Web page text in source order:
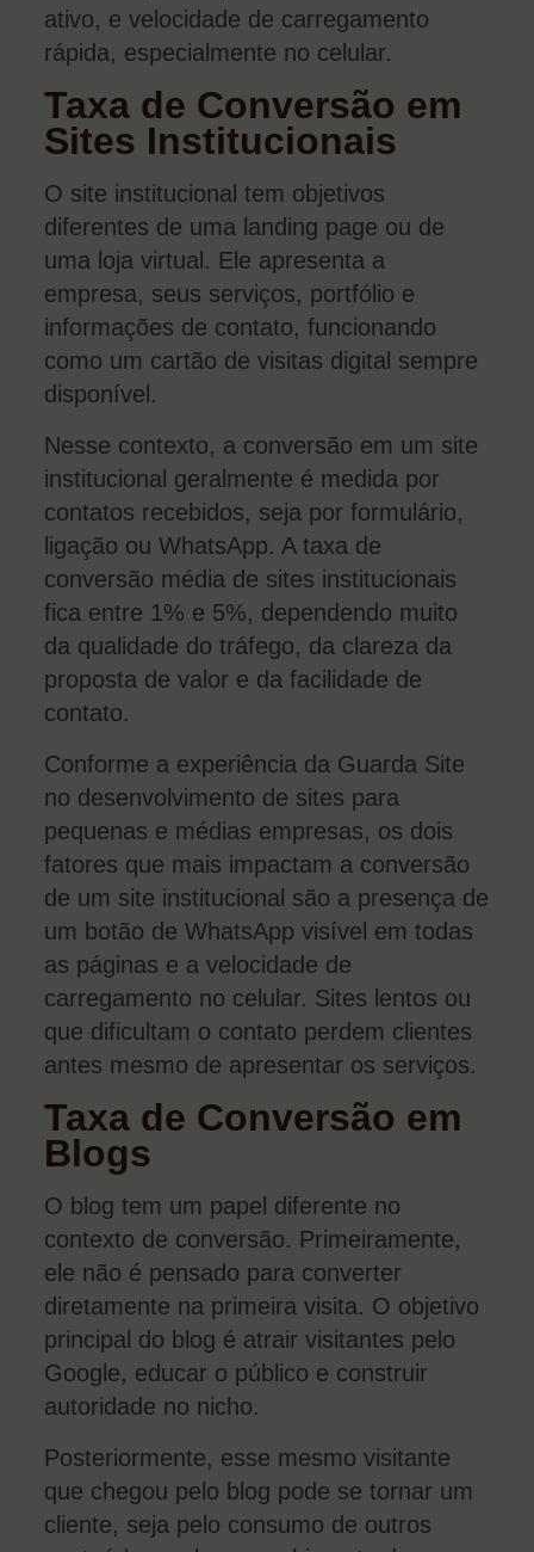
ativo, e velocidade de carregamento
rápida, especialmente no celular.
Taxa de Conversão em
Sites Institucionais
O site institucional tem objetivos
diferentes de uma landing page ou de
uma loja virtual. Ele apresenta a
empresa, seus serviços, portfólio e
informações de contato, funcionando
como um cartão de visitas digital sempre
disponível.
Nesse contexto, a conversão em um site
institucional geralmente é medida por
contatos recebidos, seja por formulário,
ligação ou WhatsApp. A taxa de
conversão média de sites institucionais
fica entre 1% e 5%, dependendo muito
da qualidade do tráfego, da clareza da
proposta de valor e da facilidade de
contato.
Conforme a experiência da Guarda Site
no desenvolvimento de sites para
pequenas e médias empresas, os dois
fatores que mais impactam a conversão
de um site institucional são a presença de
um botão de WhatsApp visível em todas
as páginas e a velocidade de
carregamento no celular. Sites lentos ou
que dificultam o contato perdem clientes
antes mesmo de apresentar os serviços.
Taxa de Conversão em
Blogs
O blog tem um papel diferente no
contexto de conversão. Primeiramente,
ele não é pensado para converter
diretamente na primeira visita. O objetivo
principal do blog é atrair visitantes pelo
Google, educar o público e construir
autoridade no nicho.
Posteriormente, esse mesmo visitante
que chegou pelo blog pode se tornar um
cliente, seja pelo consumo de outros